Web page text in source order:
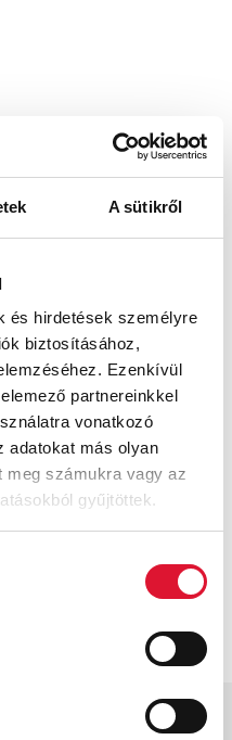
A sütikről
és hirdetések személyre
biztosításához,
Ezenkívül
partnereinkkel
vonatkozó
adatokat más olyan
meg számukra vagy az
gyűjtöttek.